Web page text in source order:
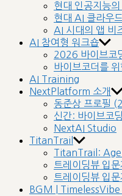
현대 인공지능
현대 AI 클라우
AI 시대의 앱 비
AI 참여형 워크숍
2026 바이브코
바이브코더를
AI Training
NextPlatform 소개
동준상 프로필
신간: 바이브코
NextAI Studio
TitanTrail
TitanTrail:
트레이딩뷰 입
트레이딩뷰 입
BGM |